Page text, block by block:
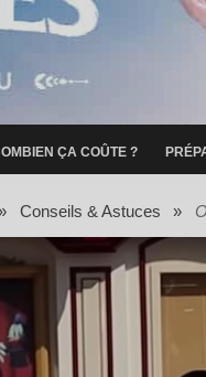
ÇA COÛTE ?
Conseils & Astuces »